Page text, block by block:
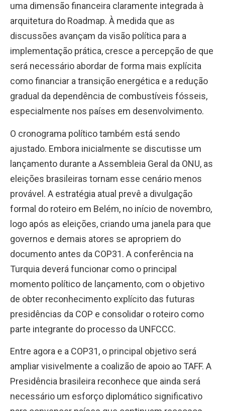
uma dimensão financeira claramente integrada à
arquitetura do Roadmap. À medida que as
discussões avançam da visão política para a
implementação prática, cresce a percepção de que
será necessário abordar de forma mais explícita
como financiar a transição energética e a redução
gradual da dependência de combustíveis fósseis,
especialmente nos países em desenvolvimento.
O cronograma político também está sendo
ajustado. Embora inicialmente se discutisse um
lançamento durante a Assembleia Geral da ONU, as
eleições brasileiras tornam esse cenário menos
provável. A estratégia atual prevê a divulgação
formal do roteiro em Belém, no início de novembro,
logo após as eleições, criando uma janela para que
governos e demais atores se apropriem do
documento antes da COP31. A conferência na
Turquia deverá funcionar como o principal
momento político de lançamento, com o objetivo
de obter reconhecimento explícito das futuras
presidências da COP e consolidar o roteiro como
parte integrante do processo da UNFCCC.
Entre agora e a COP31, o principal objetivo será
ampliar visivelmente a coalizão de apoio ao TAFF. A
Presidência brasileira reconhece que ainda será
necessário um esforço diplomático significativo